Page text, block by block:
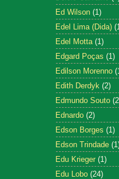
Ed Wilson (1)
Edel Lima (Dida)
Edel Motta (1)
Edgard Poças (1)
Edilson Morenno
Edith Derdyk (2)
Edmundo Souto
Ednardo (2)
Edson Borges (1)
Edson Trindade
Edu Krieger (1)
Edu Lobo (24)